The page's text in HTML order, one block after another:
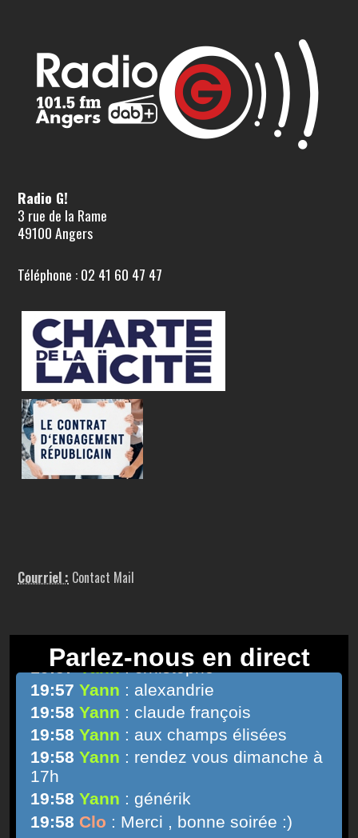
Radio G!
3 rue de la Rame
49100 Angers
Téléphone : 02 41 60 47 47
Courriel : Contact Mail